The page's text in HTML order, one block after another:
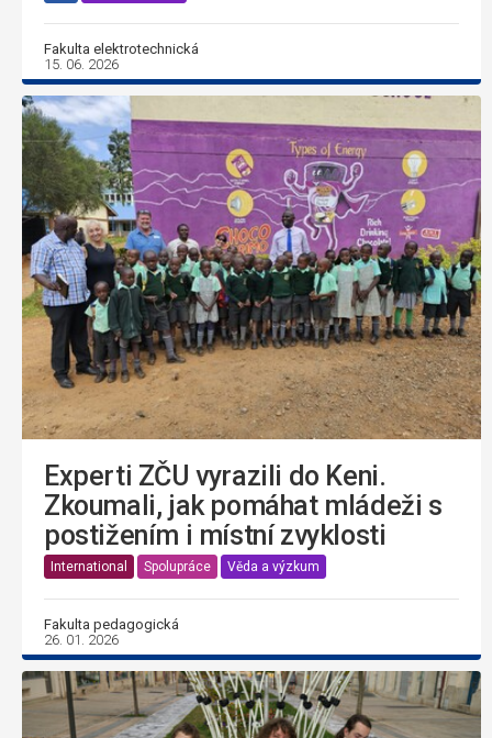
Fakulta elektrotechnická
15. 06. 2026
Experti ZČU vyrazili do Keni.
Zkoumali, jak pomáhat mládeži s
postižením i místní zvyklosti
International Spolupráce Věda a výzkum
Fakulta pedagogická
26. 01. 2026